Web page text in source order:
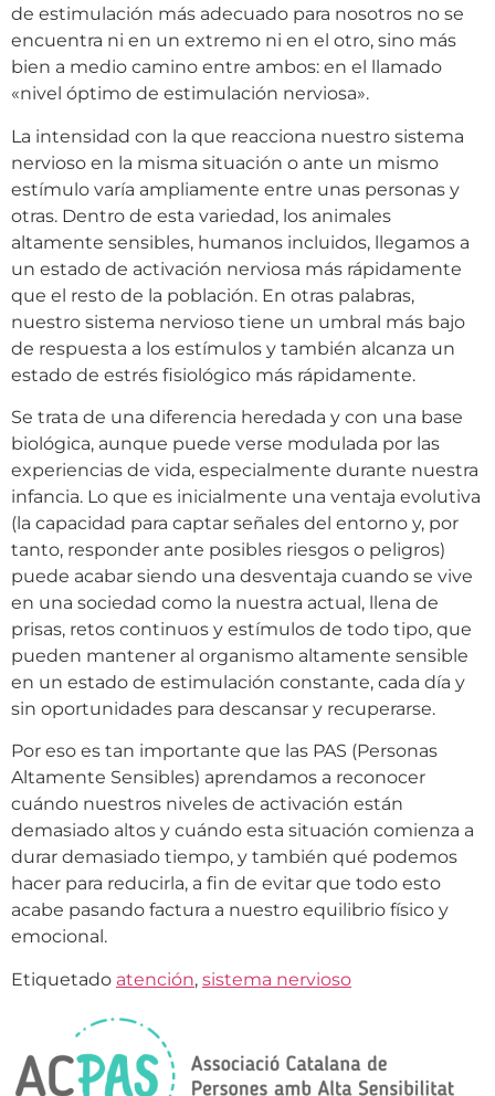
de estimulación más adecuado para nosotros no se
encuentra ni en un extremo ni en el otro, sino más
bien a medio camino entre ambos: en el llamado
«nivel óptimo de estimulación nerviosa».
La intensidad con la que reacciona nuestro sistema
nervioso en la misma situación o ante un mismo
estímulo varía ampliamente entre unas personas y
otras. Dentro de esta variedad, los animales
altamente sensibles, humanos incluidos, llegamos a
un estado de activación nerviosa más rápidamente
que el resto de la población. En otras palabras,
nuestro sistema nervioso tiene un umbral más bajo
de respuesta a los estímulos y también alcanza un
estado de estrés fisiológico más rápidamente.
Se trata de una diferencia heredada y con una base
biológica, aunque puede verse modulada por las
experiencias de vida, especialmente durante nuestra
infancia. Lo que es inicialmente una ventaja evolutiva
(la capacidad para captar señales del entorno y, por
tanto, responder ante posibles riesgos o peligros)
puede acabar siendo una desventaja cuando se vive
en una sociedad como la nuestra actual, llena de
prisas, retos continuos y estímulos de todo tipo, que
pueden mantener al organismo altamente sensible
en un estado de estimulación constante, cada día y
sin oportunidades para descansar y recuperarse.
Por eso es tan importante que las PAS (Personas
Altamente Sensibles) aprendamos a reconocer
cuándo nuestros niveles de activación están
demasiado altos y cuándo esta situación comienza a
durar demasiado tiempo, y también qué podemos
hacer para reducirla, a fin de evitar que todo esto
acabe pasando factura a nuestro equilibrio físico y
emocional.
Etiquetado atención, sistema nervioso